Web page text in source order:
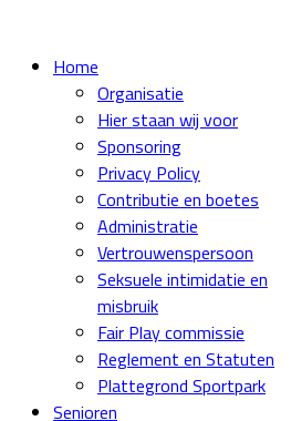
Home
Organisatie
Hier staan wij voor
Sponsoring
Privacy Policy
Contributie en boetes
Administratie
Vertrouwenspersoon
Seksuele intimidatie en
misbruik
Fair Play commissie
Reglement en Statuten
Plattegrond Sportpark
Senioren